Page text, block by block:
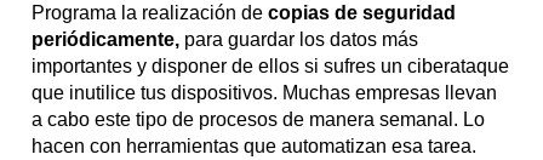
Programa la realización decopias de seguridad
periódicamente, para guardar los datos más
importantes y disponer de ellos si sufres un ciberataque
que inutilice tus dispositivos. Muchas empresas llevan
a cabo este tipo de procesos de manera semanal. Lo
hacen con herramientas que automatizan esa tarea.